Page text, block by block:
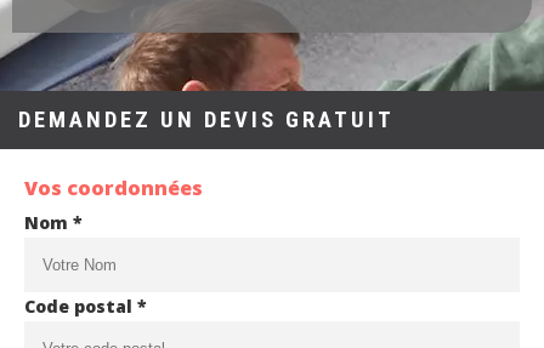
DEMANDEZ UN DEVIS GRATUIT
Vos coordonnées
Nom *
Code postal *